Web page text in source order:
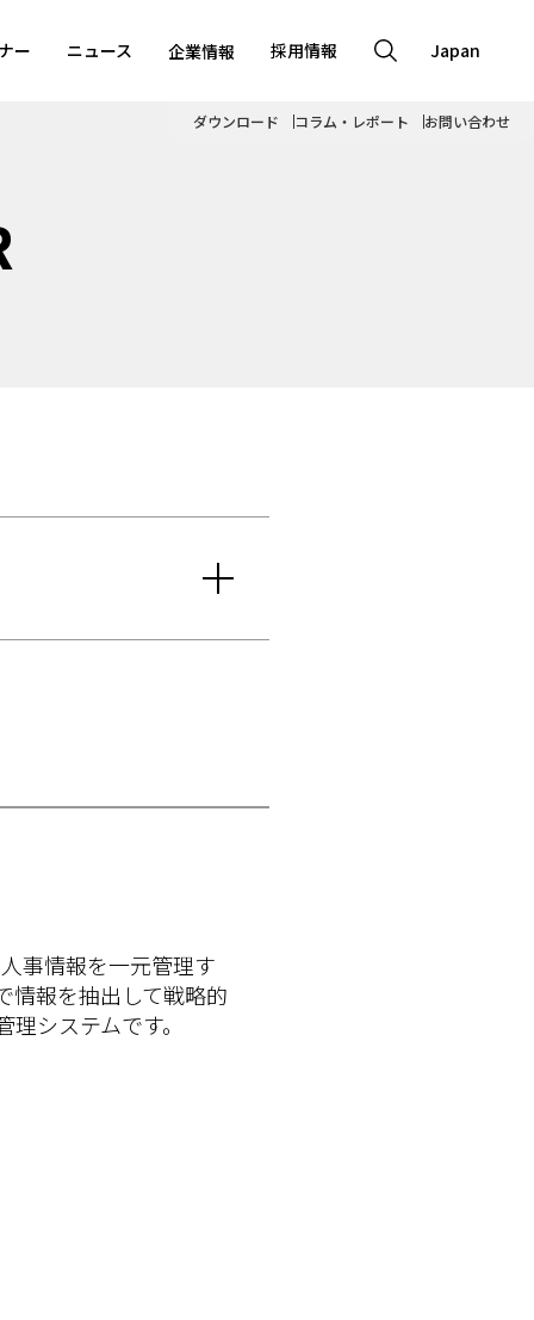
ー ニュース 企業情報 採用情報 Japan
ダウンロード コラム・レポート お問い合わせ
事情報を一元管理す
情報を抽出して戦略的
システムです。